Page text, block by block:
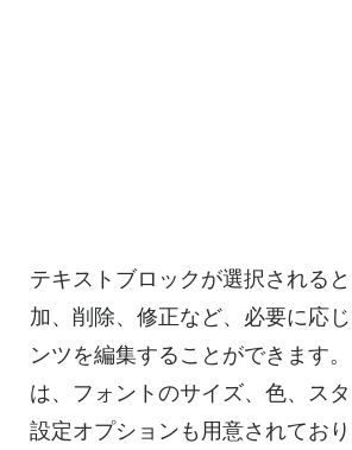
テキストブロックが選択される
加、削除、修正など、必要に応
ンツを編集することができます
は、フォントのサイズ、色、ス
設定オプションも用意されてお